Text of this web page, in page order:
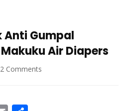
Anti Gumpal
Air Diapers
Comments